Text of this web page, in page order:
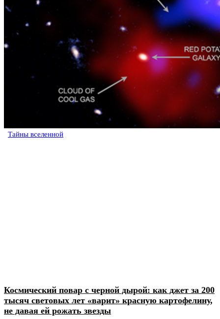
Тайны вселенной
Космический повар с черной дырой: как джет за 200
тысяч световых лет «варит» красную картофелину,
не давая ей рожать звезды